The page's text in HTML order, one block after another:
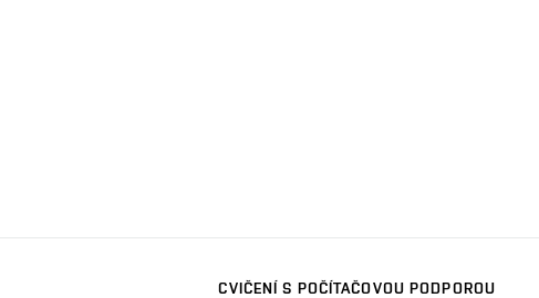
CVIČENÍ S POČÍTAČOVOU PODPOROU